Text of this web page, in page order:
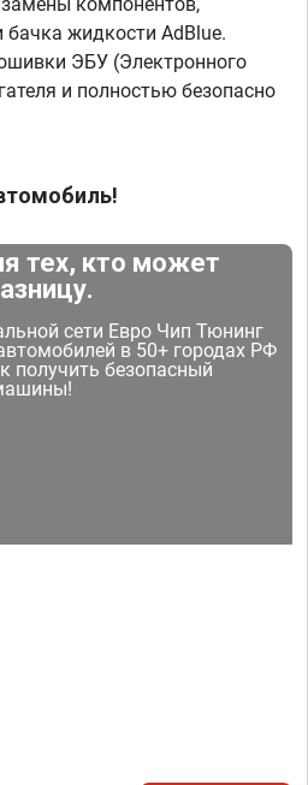
жидкости AdBlue.
ЭБУ (Электронного
и полностью безопасно
тех, кто может
сети Евро Чип Тюнинг
в 50+ городах РФ
получить безопасный